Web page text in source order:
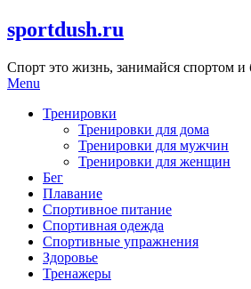
Skip
to
sportdush.ru
Спорт это жизнь, занимайся спортом и
Menu
Тренировки
Тренировки для дома
Тренировки для мужчин
Тренировки для женщин
Бег
Плавание
Спортивное питание
Спортивная одежда
Спортивные упражнения
Здоровье
Тренажеры